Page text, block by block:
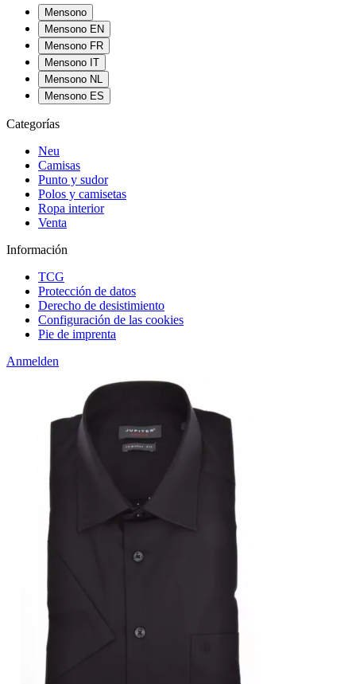
Mensono
Mensono EN
Mensono FR
Mensono IT
Mensono NL
Mensono ES
Categorías
Neu
Camisas
Punto y sudor
Polos y camisetas
Ropa interior
Venta
Información
TCG
Protección de datos
Derecho de desistimiento
Configuración de las cookies
Pie de imprenta
Anmelden